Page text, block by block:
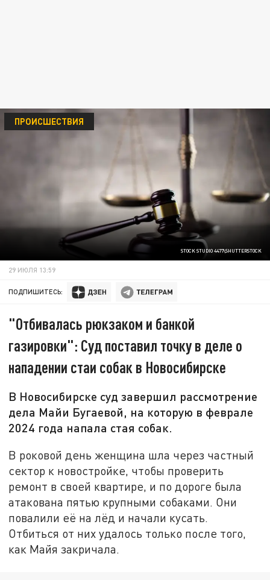
STOCK STUDIO 4477\SHUTTERSTOCK
ПРОИСШЕСТВИЯ
29 ИЮЛЯ 13:59
ПОДПИШИТЕСЬ:
"Отбивалась рюкзаком и банкой
газировки": Суд поставил точку в деле о
нападении стаи собак в Новосибирске
В Новосибирске суд завершил рассмотрение
дела Майи Бугаевой, на которую в феврале
2024 года напала стая собак.
В роковой день женщина шла через частный
сектор к новостройке, чтобы проверить
ремонт в своей квартире, и по дороге была
атакована пятью крупными собаками. Они
повалили её на лёд и начали кусать.
Отбиться от них удалось только после того,
как Майя закричала.